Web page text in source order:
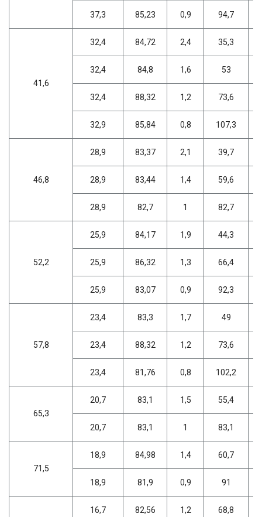
37,3 85,23 0,9 94,7
41,6
32,4 84,72 2,4 35,3
32,4 84,8 1,6 53
32,4 88,32 1,2 73,6
32,9 85,84 0,8 107,3
46,8
28,9 83,37 2,1 39,7
28,9 83,44 1,4 59,6
28,9 82,7 1 82,7
52,2
25,9 84,17 1,9 44,3
25,9 86,32 1,3 66,4
25,9 83,07 0,9 92,3
57,8
23,4 83,3 1,7 49
23,4 88,32 1,2 73,6
23,4 81,76 0,8 102,2
65,3
20,7 83,1 1,5 55,4
20,7 83,1 1 83,1
71,5
18,9 84,98 1,4 60,7
18,9 81,9 0,9 91
16,7 82,56 1,2 68,8